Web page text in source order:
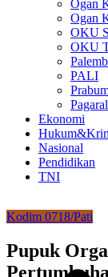
Ogan
Ogan
OKU
OKU
PALI
Ekonomi
Nasional
Pendidikan
TNI
Kodim 0718/Pati
Pupuk